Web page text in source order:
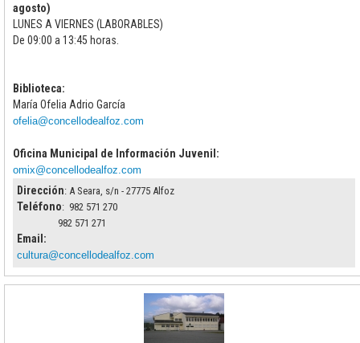
agosto)
LUNES A VIERNES (LABORABLES)
De 09:00 a 13:45 horas.
Biblioteca:
María Ofelia Adrio García
ofelia@concellodealfoz.com
Oficina Municipal de Información Juvenil:
omix@concellodealfoz.com
Dirección: A Seara, s/n - 27775 Alfoz
Teléfono: 982 571 270
982 571 271
Email:
cultura@concellodealfoz.com